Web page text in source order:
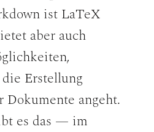
ist LaTeX
aber auch
Erstellung
Dokumente angeht.
es das — im